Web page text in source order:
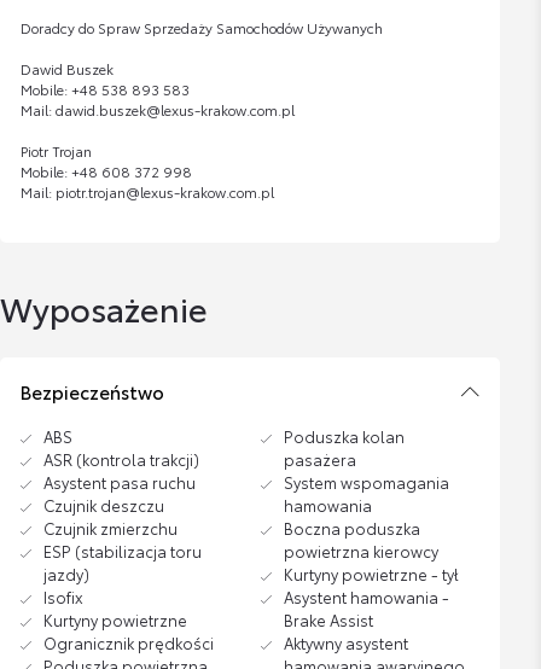
Doradcy do Spraw Sprzedaży Samochodów Używanych
Dawid Buszek
Mobile: +48 538 893 583
Mail: dawid.buszek@lexus-krakow.com.pl
Piotr Trojan
Mobile: +48 608 372 998
Mail: piotr.trojan@lexus-krakow.com.pl
Wyposażenie
Bezpieczeństwo
ABS
ASR (kontrola trakcji)
Asystent pasa ruchu
Czujnik deszczu
Czujnik zmierzchu
ESP (stabilizacja toru
jazdy)
Isofix
Kurtyny powietrzne
Ogranicznik prędkości
Poduszka kolan
pasażera
System wspomagania
hamowania
Boczna poduszka
powietrzna kierowcy
Kurtyny powietrzne - tył
Asystent hamowania -
Brake Assist
Aktywny asystent